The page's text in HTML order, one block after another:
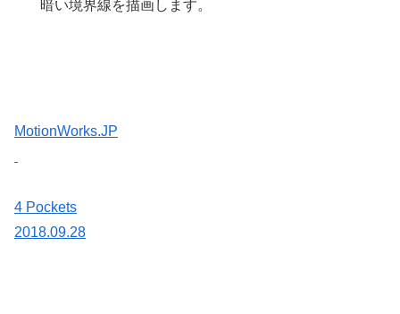
暗い境界線を描画します。
MotionWorks.JP
4 Pockets
2018.09.28